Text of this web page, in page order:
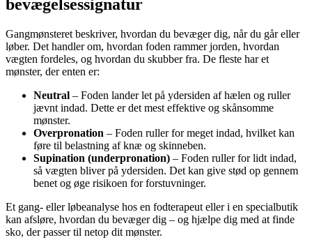
bevægelsessignatur
Gangmønsteret beskriver, hvordan du bevæger dig, når du går eller
løber. Det handler om, hvordan foden rammer jorden, hvordan
vægten fordeles, og hvordan du skubber fra. De fleste har et
mønster, der enten er:
Neutral – Foden lander let på ydersiden af hælen og ruller
jævnt indad. Dette er det mest effektive og skånsomme
mønster.
Overpronation – Foden ruller for meget indad, hvilket kan
føre til belastning af knæ og skinneben.
Supination (underpronation) – Foden ruller for lidt indad,
så vægten bliver på ydersiden. Det kan give stød op gennem
benet og øge risikoen for forstuvninger.
Et gang- eller løbeanalyse hos en fodterapeut eller i en specialbutik
kan afsløre, hvordan du bevæger dig – og hjælpe dig med at finde
sko, der passer til netop dit mønster.